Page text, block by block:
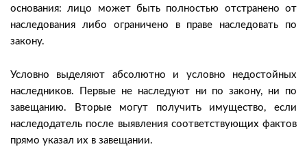
основания: лицо может быть полностью отстранено от
наследования либо ограничено в праве наследовать по
закону.
Условно выделяют абсолютно и условно недостойных
наследников. Первые не наследуют ни по закону, ни по
завещанию. Вторые могут получить имущество, если
наследодатель после выявления соответствующих фактов
прямо указал их в завещании.